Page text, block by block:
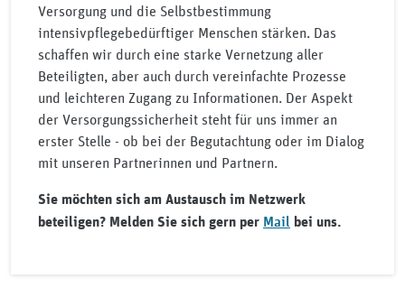
Versorgung und die Selbstbestimmung
intensivpflegebedürftiger Menschen stärken. Das
schaffen wir durch eine starke Vernetzung aller
Beteiligten, aber auch durch vereinfachte Prozesse
und leichteren Zugang zu Informationen. Der Aspekt
der Versorgungssicherheit steht für uns immer an
erster Stelle - ob bei der Begutachtung oder im Dialog
mit unseren Partnerinnen und Partnern.
Sie möchten sich am Austausch im Netzwerk
beteiligen? Melden Sie sich gern per Mail bei uns.